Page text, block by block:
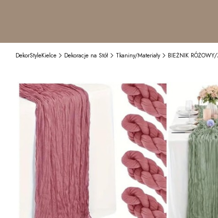
DekorStyleKielce Dekoracje na Stół Tkaniny/Materiały BIEŻNIK